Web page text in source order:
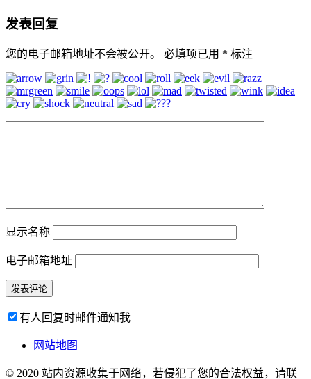
发表回复
您的电子邮箱地址不会被公开。 必填项已用 * 标注
显示名称
电子邮箱地址
有人回复时邮件通知我
网站地图
© 2020 站内资源收集于网络，若侵犯了您的合法权益，请联